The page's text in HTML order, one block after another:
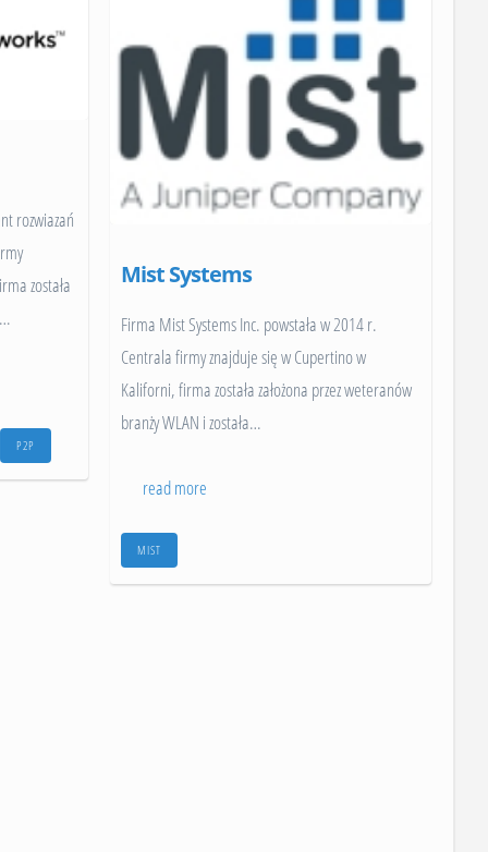
Mist Systems
Firma Mist Systems Inc. powstała w 2014 r.
Centrala firmy znajduje się w Cupertino w
Kaliforni, firma została założona przez weteranów
branży WLAN i została…
read more
MIST
rozwiazań
została
…
P2P